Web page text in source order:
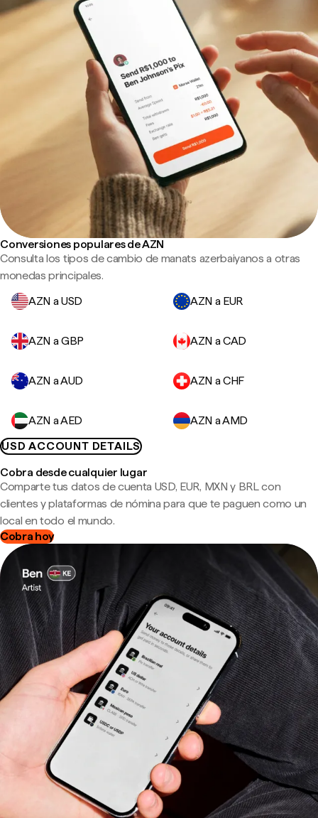
Conversiones populares de AZN
Consulta los tipos de cambio de manats azerbaiyanos a otras
monedas principales.
AZN a USD
AZN a EUR
AZN a GBP AZN a CAD
AZN a AUD AZN a CHF
AZN a AED
AZN a AMD
USD ACCOUNT DETAILS
Cobra desde cualquier lugar
Comparte tus datos de cuenta USD, EUR, MXN y BRL con
clientes y plataformas de nómina para que te paguen como un
local en todo el mundo.
Cobra hoy